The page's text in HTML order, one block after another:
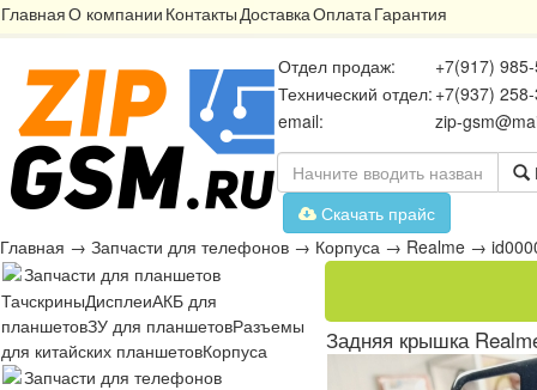
ГлавнаяО компании КонтактыДоставкаОплатаГарантия
Отдел продаж:
+7(917)
Технический отдел: +7(937)
email:
zip-
Скачать прайс
Главная → Запчасти для телефонов → Корпуса → Realme →
Запчасти для планшетов
ТачскриныДисплеиАКБ для
планшетовЗУ для планшетовРазъемы
для китайских планшетовКорпуса
Запчасти для телефонов
Задняя крышка